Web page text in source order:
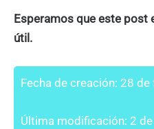
Esperamos que este post
útil.
Fecha de creación: 28
Última modificación: 2